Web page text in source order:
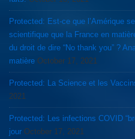
Protected: Est-ce que l’Amérique
scientifique que la France en
du droit de dire “No thank you” ?
matière October 17, 2021
Protected: La Science et les
2021
Protected: Les infections COVID
jour October 17, 2021